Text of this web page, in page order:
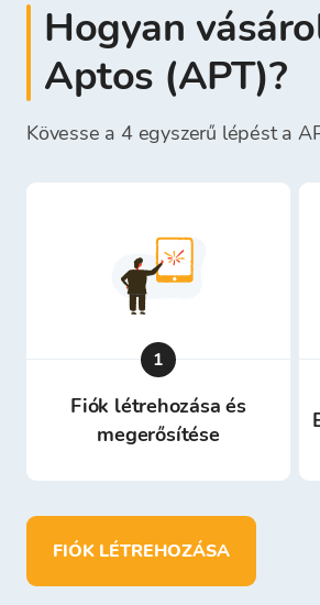
Hogyan
Aptos (APT)?
Kövesse a 4 egyszerű lépést a
1
Fiók létrehozása és
megerősítése
FIÓK LÉTREHOZÁSA